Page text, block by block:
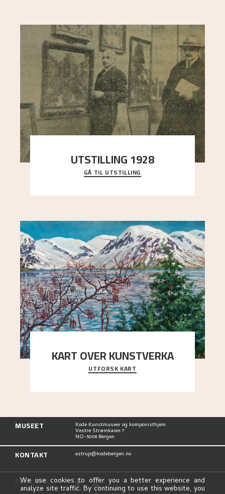
UTSTILLING 1928
Då Astrup døydde i 1928, tok vennene Moritz
Kaland og Simon Thorbjørnsen initiativ til å
GÅ TIL UTSTILLING
KART OVER KUNSTVERKA
Utforsk stedene og utsiktene i Astrups malerier
UTFORSK KART
MUSEET Kode Kunstmuseer og komponisthjem
Vestre Strømkaien 7
NO-5008 Bergen
KONTAKT astrup@kodebergen.no
FØLG OSS
We use cookies to offer you a better experience and
analyze site traffic. By continuing to use this website, you